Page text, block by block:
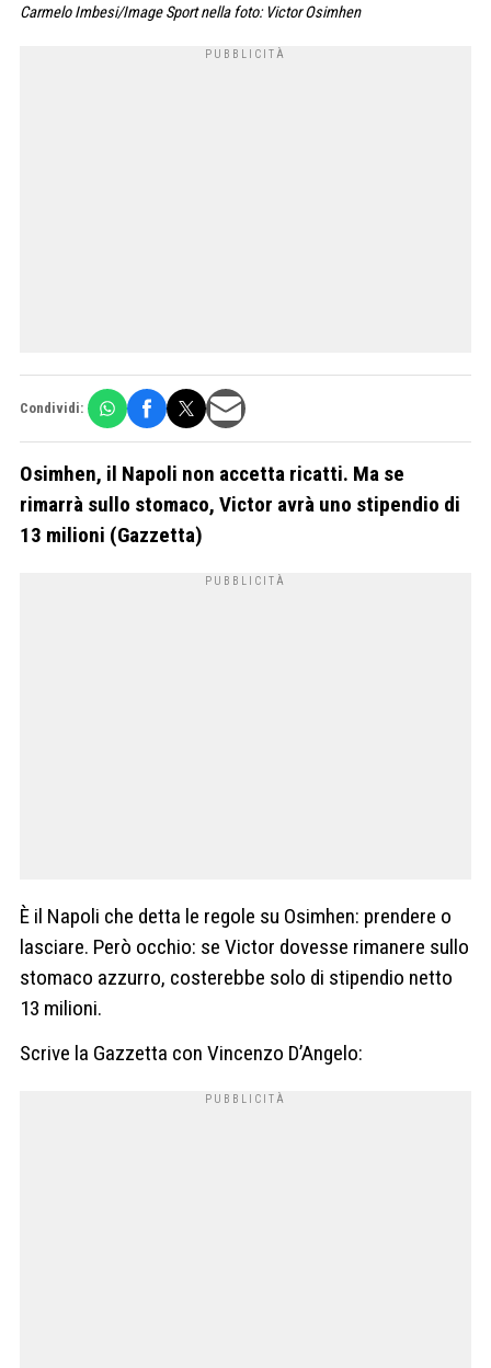
Carmelo Imbesi/Image Sport nella foto: Victor Osimhen
Condividi:
Osimhen, il Napoli non accetta ricatti. Ma se
rimarrà sullo stomaco, Victor avrà uno stipendio di
13 milioni (Gazzetta)
È il Napoli che detta le regole su Osimhen: prendere o
lasciare. Però occhio: se Victor dovesse rimanere sullo
stomaco azzurro, costerebbe solo di stipendio netto
13 milioni.
Scrive la Gazzetta con Vincenzo D’Angelo: